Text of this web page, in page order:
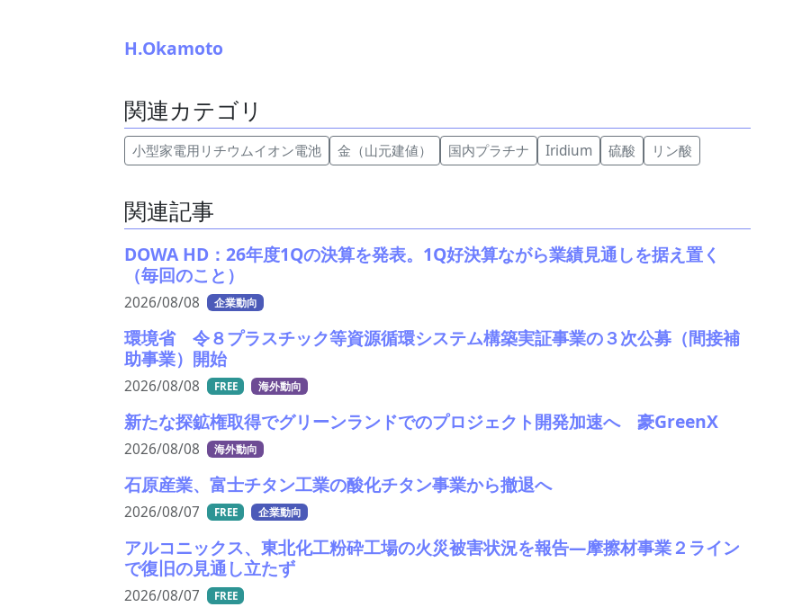
H.Okamoto
関連カテゴリ
小型家電用リチウムイオン電池 金（山元建値） 国内プラチナ Iridium 硫酸 リン酸
関連記事
DOWA HD：26年度1Qの決算を発表。1Q好決算ながら業績見通しを据え置く
（毎回のこと）
2026/08/08 企業動向
環境省 令８プラスチック等資源循環システム構築実証事業の３次公募（間接補
助事業）開始
2026/08/08 FREE 海外動向
新たな探鉱権取得でグリーンランドでのプロジェクト開発加速へ 豪GreenX
2026/08/08 海外動向
石原産業、富士チタン工業の酸化チタン事業から撤退へ
2026/08/07 FREE 企業動向
アルコニックス、東北化工粉砕工場の火災被害状況を報告―摩擦材事業２ライン
で復旧の見通し立たず
2026/08/07 FREE